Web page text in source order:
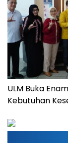
ULM Buka
Kebutuhan